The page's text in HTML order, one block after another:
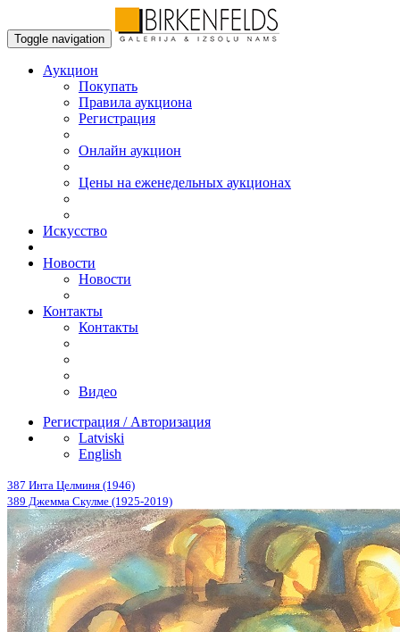
Toggle navigation
Аукцион
Пoкупать
Правила аукциона
Регистрация
Онлайн аукцион
Цены на еженедельных аукционах
Искусствo
Новости
Новости
Контакты
Контакты
Видео
Регистрация / Авторизация
Latviski
English
387 Инта Целминя (1946)
389 Джемма Скулме (1925-2019)